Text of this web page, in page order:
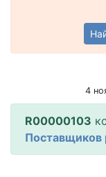
4
R00000103